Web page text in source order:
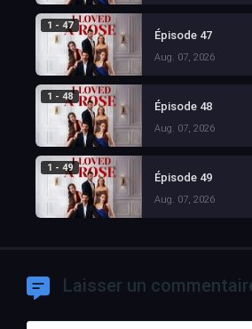
1 - 47
Épisode 47
Aug. 07, 2026
1 - 48
Épisode 48
Aug. 07, 2026
1 - 49
Épisode 49
Aug. 07, 2026
Laisser un